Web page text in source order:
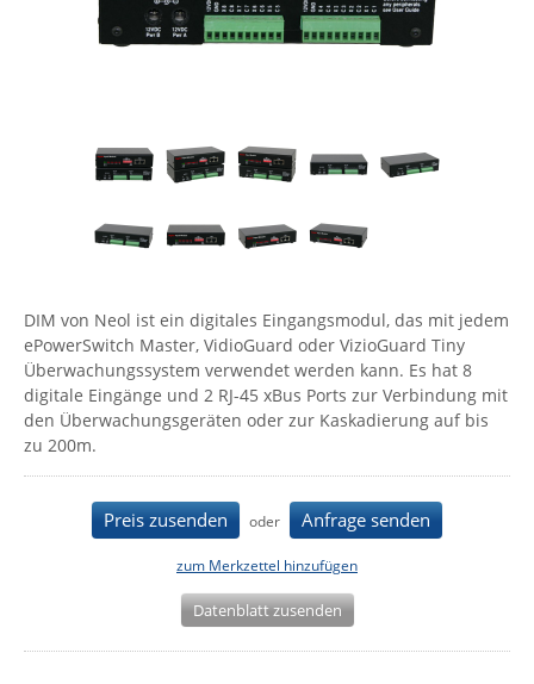
Energiemessung
Energieverteilung
IP, WLAN & GSM Sensorik
IoT - Internet of Things
Wi-Fi - WLAN - Wireless
IT Netzwerktechnik / Kommunikation
Comet System
Enginko - mcf88
Gefen
Gude
Guntermann & Drunck
High Sec Labs
DIM von Neol ist ein digitales Eingangsmodul, das mit jedem
ePowerSwitch Master, VidioGuard oder VizioGuard Tiny
Überwachungssystem verwendet werden kann. Es hat 8
digitale Eingänge und 2 RJ-45 xBus Ports zur Verbindung mit
den Überwachungsgeräten oder zur Kaskadierung auf bis
zu 200m.
Preis zusenden oder Anfrage senden
zum Merkzettel hinzufügen
Datenblatt zusenden